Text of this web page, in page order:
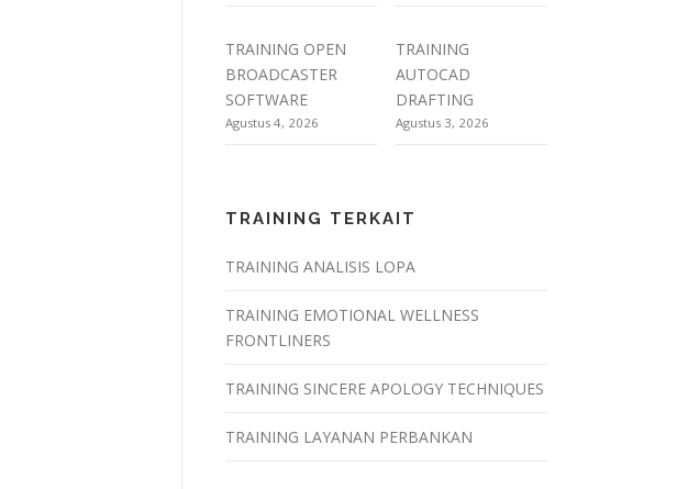
TRAINING OPEN
BROADCASTER
SOFTWARE
Agustus 4, 2026
TRAINING
AUTOCAD
DRAFTING
Agustus 3, 2026
TRAINING TERKAIT
TRAINING ANALISIS LOPA
TRAINING EMOTIONAL WELLNESS
FRONTLINERS
TRAINING SINCERE APOLOGY TECHNIQUES
TRAINING LAYANAN PERBANKAN